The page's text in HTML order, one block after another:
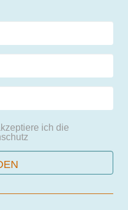
ich die